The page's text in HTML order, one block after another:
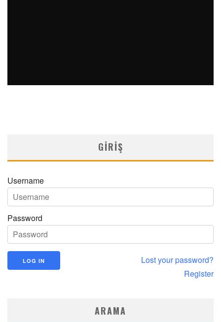
GIRIŞ
Username
Password
Lost your password?
Register
ARAMA